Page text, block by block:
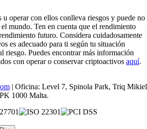
operar con ellos conlleva riesgos y puede no
mundo. Ten en cuenta que el rendimiento
futuro. Considera cuidadosamente
es adecuado para ti según tu situación
riesgo. Puedes encontrar más información
con operar o conservar criptoactivos aquí.
| Oficina: Level 7, Spinola Park, Triq Mikiel
1000 Malta.